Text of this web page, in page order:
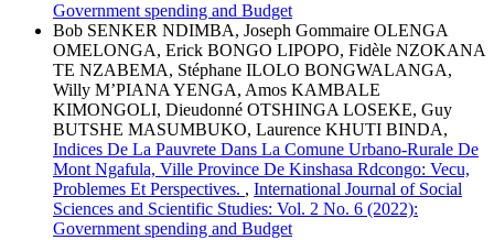
Government spending and Budget
Bob SENKER NDIMBA, Joseph Gommaire OLENGA
OMELONGA, Erick BONGO LIPOPO, Fidèle NZOKANA
TE NZABEMA, Stéphane ILOLO BONGWALANGA,
Willy M’PIANA YENGA, Amos KAMBALE
KIMONGOLI, Dieudonné OTSHINGA LOSEKE, Guy
BUTSHE MASUMBUKO, Laurence KHUTI BINDA,
Indices De La Pauvrete Dans La Comune Urbano-Rurale De
Mont Ngafula, Ville Province De Kinshasa Rdcongo: Vecu,
Problemes Et Perspectives. , International Journal of Social
Sciences and Scientific Studies: Vol. 2 No. 6 (2022):
Government spending and Budget